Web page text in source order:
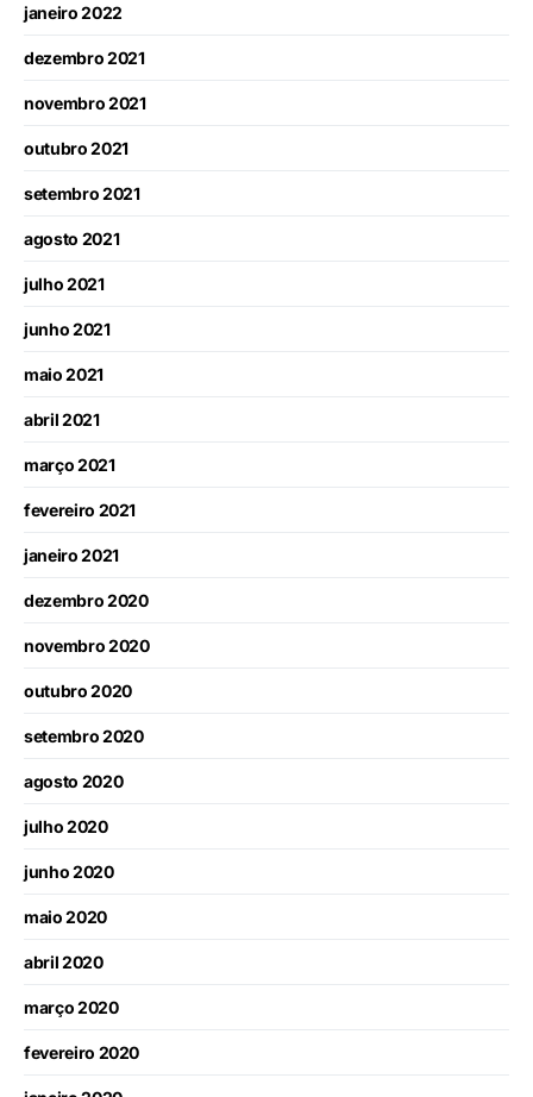
janeiro 2022
dezembro 2021
novembro 2021
outubro 2021
setembro 2021
agosto 2021
julho 2021
junho 2021
maio 2021
abril 2021
março 2021
fevereiro 2021
janeiro 2021
dezembro 2020
novembro 2020
outubro 2020
setembro 2020
agosto 2020
julho 2020
junho 2020
maio 2020
abril 2020
março 2020
fevereiro 2020